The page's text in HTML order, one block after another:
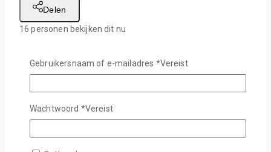
Delen
16 personen bekijken dit nu
Gratis verzending :Vanaf €75,-
Veilig afrekenen met:
Gebruikersnaam of e-mailadres *Vereist
Wachtwoord *Vereist